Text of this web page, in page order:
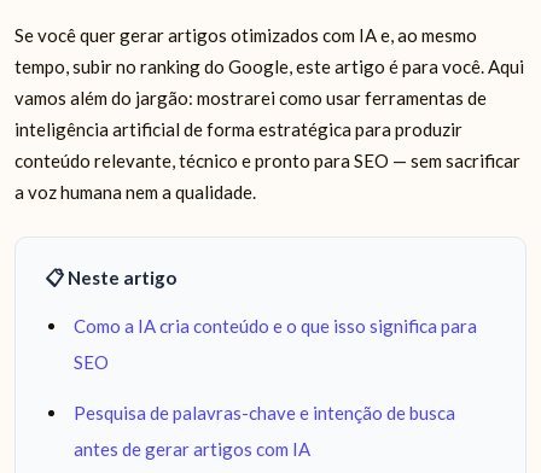
Se você quer gerar artigos otimizados com IA e, ao mesmo
tempo, subir no ranking do Google, este artigo é para você. Aqui
vamos além do jargão: mostrarei como usar ferramentas de
inteligência artificial de forma estratégica para produzir
conteúdo relevante, técnico e pronto para SEO — sem sacrificar
a voz humana nem a qualidade.
📋 Neste artigo
Como a IA cria conteúdo e o que isso significa para
SEO
Pesquisa de palavras-chave e intenção de busca
antes de gerar artigos com IA